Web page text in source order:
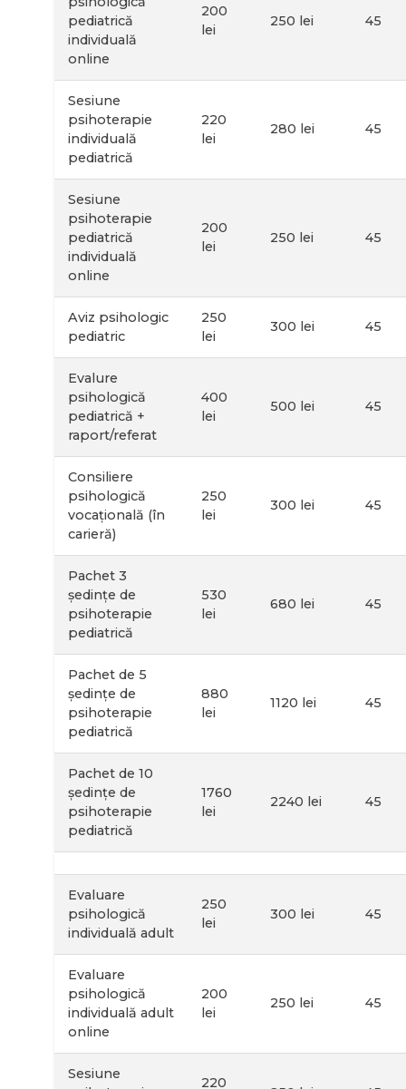
pediatrică
individuală
online
200
lei
250 lei 45
Sesiune
psihoterapie
individuală
pediatrică
220
lei
280 lei 45
Sesiune
psihoterapie
pediatrică
individuală
online
200
lei
250 lei 45
Aviz psihologic
pediatric
250
lei
300 lei 45
Evalure
psihologică
pediatrică +
raport/referat
400
lei
500 lei 45
Consiliere
psihologică
vocațională (în
carieră)
250
lei
300 lei 45
Pachet 3
ședințe de
psihoterapie
pediatrică
530
lei
680 lei 45
Pachet de 5
ședințe de
psihoterapie
pediatrică
880
lei
1120 lei 45
Pachet de 10
ședințe de
psihoterapie
pediatrică
1760
lei
2240 lei 45
Evaluare
psihologică
individuală adult
250
lei
300 lei 45
Evaluare
psihologică
individuală adult
online
200
lei
250 lei 45
Sesiune
220